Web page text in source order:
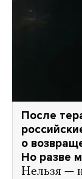
После
о
Но разве
Нельзя —